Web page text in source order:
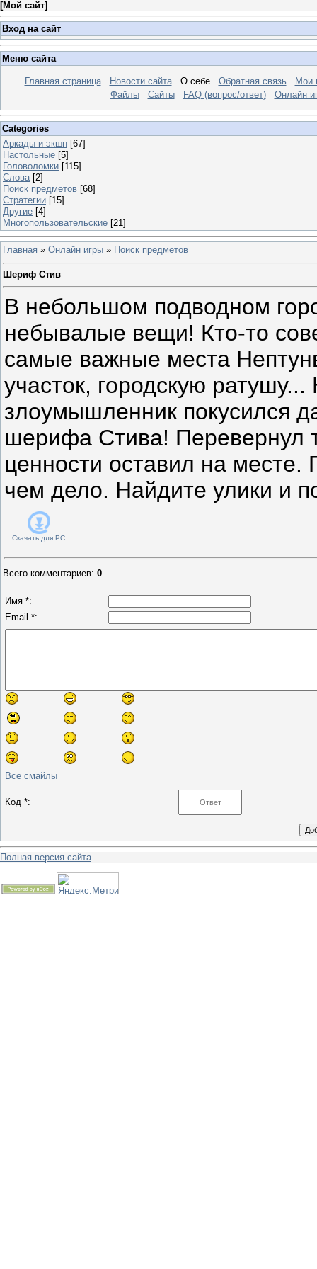
[Мой сайт]
Вход на сайт
Меню сайта
Главная страница Новости сайта О себе Обратная связь
Мои
Файлы
Сайты FAQ (вопрос/ответ) Онлайн
Categories
Аркады и экшн [67]
Настольные [5]
Головоломки [115]
Слова [2]
Поиск предметов [68]
Стратегии [15]
Другие [4]
Многопользовательские [21]
Главная » Онлайн игры » Поиск предметов
Шериф Стив
В небольшом подводном
небывалые вещи! Кто-то
самые важные места
участок, городскую
злоумышленник покусился
шерифа Стива! Перевернул
ценности оставил на месте.
чем дело. Найдите улики и
Скачать для PC
Всего комментариев: 0
Имя *:
Email *:
Все смайлы
Код *:
Полная версия сайта